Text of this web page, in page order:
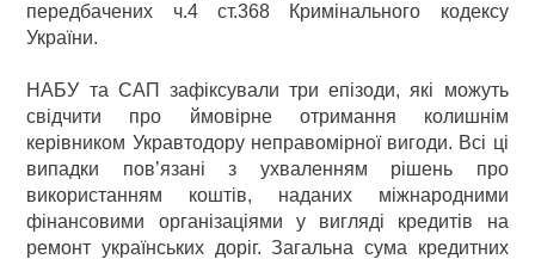
передбачених ч.4 ст.368 Кримінального кодексу
України.
НАБУ та САП зафіксували три епізоди, які можуть
свідчити про ймовірне отримання колишнім
керівником Укравтодору неправомірної вигоди. Всі ці
випадки пов’язані з ухваленням рішень про
використанням коштів, наданих міжнародними
фінансовими організаціями у вигляді кредитів на
ремонт українських доріг. Загальна сума кредитних